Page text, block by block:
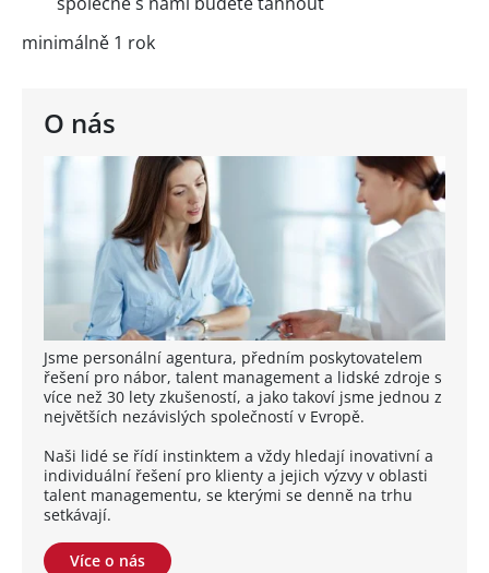
O nás
Jsme personální agentura, předním poskytovatelem
řešení pro nábor, talent management a lidské zdroje s
více než 30 lety zkušeností, a jako takoví jsme jednou z
největších nezávislých společností v Evropě.
Naši lidé se řídí instinktem a vždy hledají inovativní a
individuální řešení pro klienty a jejich výzvy v oblasti
talent managementu, se kterými se denně na trhu
setkávají.
Více o nás
minimálně 1 rok